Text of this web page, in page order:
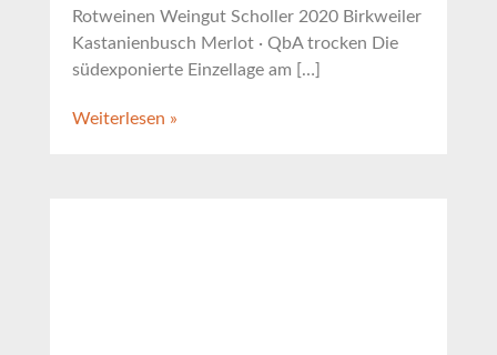
Rotweinen Weingut Scholler 2020 Birkweiler
Kastanienbusch Merlot · QbA trocken Die
südexponierte Einzellage am […]
Weiterlesen »